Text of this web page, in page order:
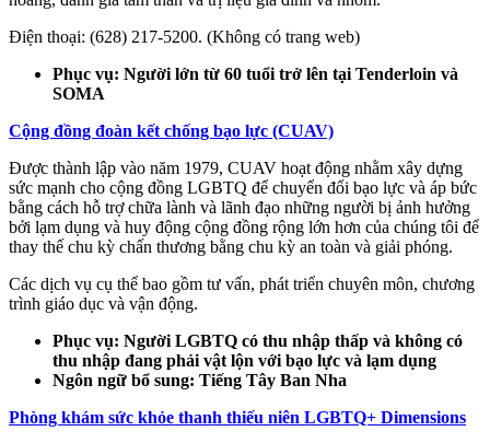
Điện thoại: (628) 217-5200. (Không có trang web)
Phục vụ: Người lớn từ 60 tuổi trở lên tại Tenderloin và
SOMA
Cộng đồng đoàn kết chống bạo lực (CUAV)
Được thành lập vào năm 1979, CUAV hoạt động nhằm xây dựng
sức mạnh cho cộng đồng LGBTQ để chuyển đổi bạo lực và áp bức
bằng cách hỗ trợ chữa lành và lãnh đạo những người bị ảnh hưởng
bởi lạm dụng và huy động cộng đồng rộng lớn hơn của chúng tôi để
thay thế chu kỳ chấn thương bằng chu kỳ an toàn và giải phóng.
Các dịch vụ cụ thể bao gồm tư vấn, phát triển chuyên môn, chương
trình giáo dục và vận động.
Phục vụ: Người LGBTQ có thu nhập thấp và không có
thu nhập đang phải vật lộn với bạo lực và lạm dụng
Ngôn ngữ bổ sung: Tiếng Tây Ban Nha
Phòng khám sức khỏe thanh thiếu niên LGBTQ+ Dimensions